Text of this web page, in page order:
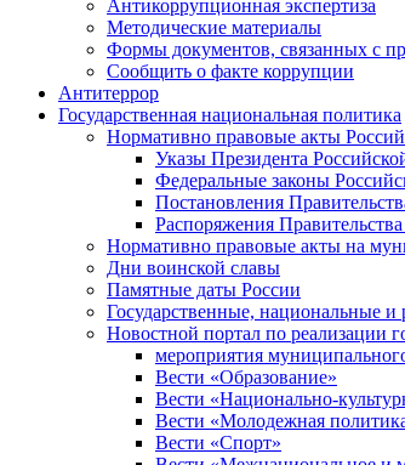
Антикоррупционная экспертиза
Методические материалы
Формы документов, связанных с
Сообщить о факте коррупции
Антитеррор
Государственная национальная политика
Нормативно правовые акты
Указы Президента
Федеральные законы
Постановления
Распоряжения
Нормативно правовые акты на
Дни воинской славы
Памятные даты России
Государственные, национальные и
Новостной портал по реализации
мероприятия
Вести «Образование»
Вести «Национально-
Вести «Молодежная
Вести «Спорт»